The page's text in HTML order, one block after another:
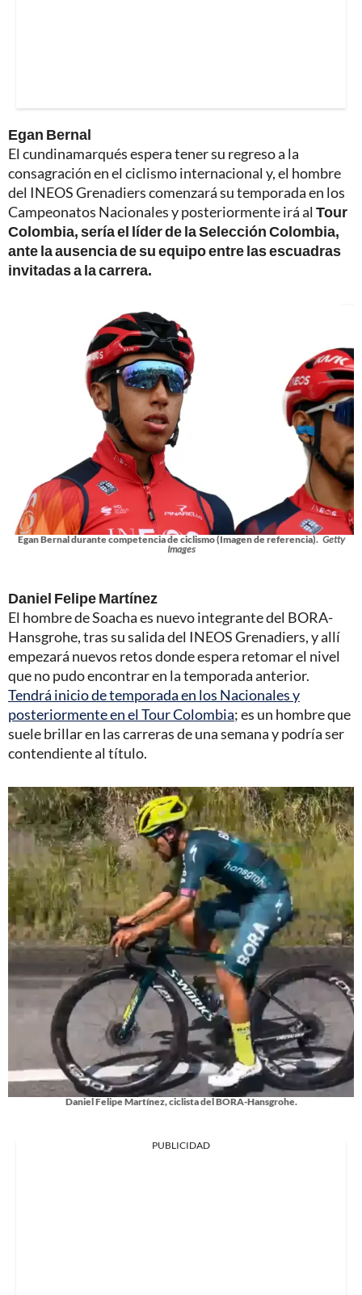
Egan Bernal
El cundinamarqués espera tener su regreso a la
consagración en el ciclismo internacional y, el hombre
del INEOS Grenadiers comenzará su temporada en los
Campeonatos Nacionales y posteriormente irá al Tour
Colombia, sería el líder de la Selección Colombia,
ante la ausencia de su equipo entre las escuadras
invitadas a la carrera.
Egan Bernal durante competencia de ciclismo (Imagen de referencia). Getty
Images
Daniel Felipe Martínez
El hombre de Soacha es nuevo integrante del BORA-
Hansgrohe, tras su salida del INEOS Grenadiers, y allí
empezará nuevos retos donde espera retomar el nivel
que no pudo encontrar en la temporada anterior.
Tendrá inicio de temporada en los Nacionales y
posteriormente en el Tour Colombia; es un hombre que
suele brillar en las carreras de una semana y podría ser
contendiente al título.
Daniel Felipe Martínez, ciclista del BORA-Hansgrohe.
PUBLICIDAD